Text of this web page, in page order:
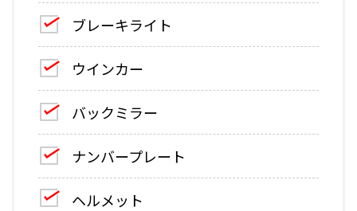
ブレーキライト
ウインカー
バックミラー
ナンバープレート
ヘルメット